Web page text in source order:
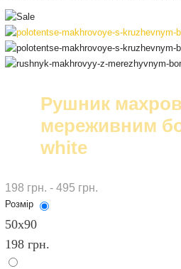
Рушник
мереживним
white
198 грн. - 495 грн.
Розмір
50х90
198 грн.